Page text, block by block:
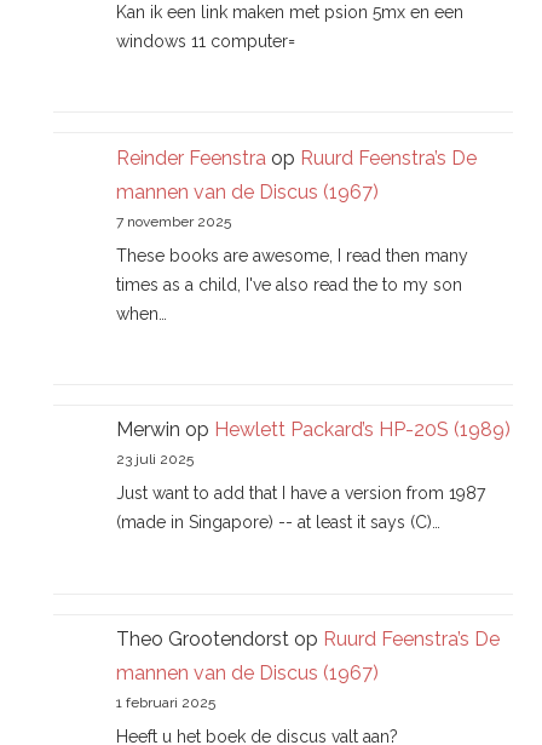
Kan ik een link maken met psion 5mx en een
windows 11 computer=
Reinder Feenstra op Ruurd Feenstra’s De
mannen van de Discus (1967)
7 november 2025
These books are awesome, I read then many
times as a child, I've also read the to my son
when…
Merwin op Hewlett Packard’s HP-20S (1989)
23 juli 2025
Just want to add that I have a version from 1987
(made in Singapore) -- at least it says (C)…
Theo Grootendorst op Ruurd Feenstra’s De
mannen van de Discus (1967)
1 februari 2025
Heeft u het boek de discus valt aan?